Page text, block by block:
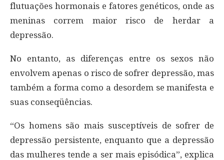
flutuações hormonais e fatores genéticos, onde as
meninas correm maior risco de herdar a
depressão.
No entanto, as diferenças entre os sexos não
envolvem apenas o risco de sofrer depressão, mas
também a forma como a desordem se manifesta e
suas conseqüências.
“Os homens são mais susceptíveis de sofrer de
depressão persistente, enquanto que a depressão
das mulheres tende a ser mais episódica”, explica